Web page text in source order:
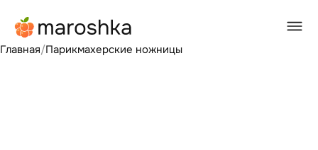
Главная/Парикмахерские ножницы